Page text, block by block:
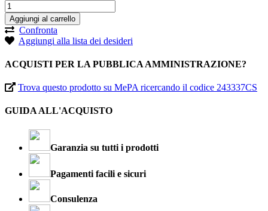
Aggiungi al carrello
Confronta
Aggiungi alla lista dei desideri
ACQUISTI PER LA PUBBLICA AMMINISTRAZIONE?
Trova questo prodotto su MePA ricercando il codice 243337CS
GUIDA ALL'ACQUISTO
Garanzia su tutti i prodotti
Pagamenti facili e sicuri
Consulenza